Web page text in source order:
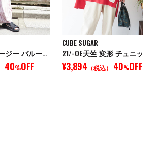
ストライプ イージー バルーンパンツ
40%OFF
CUBE SUGAR
¥3,894 （税込） 40%OFF